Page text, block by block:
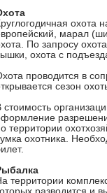
охота
марал
По запросу
охота с
проводится в
сезон
стоимость
территории
охотника.
территории